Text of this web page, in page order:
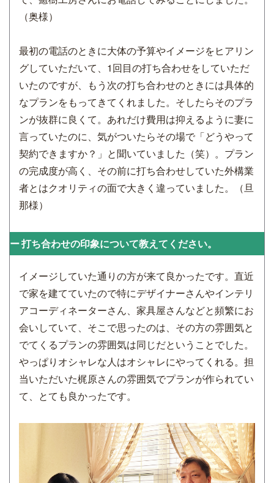
（奥様）
最初の電話のときに大体の予算やイメージをヒアリン
グしていただいて、1回目の打ち合わせをしていただ
いたのですが、もう次の打ち合わせのときには具体的
なプランをもってきてくれました。そしたらそのプラ
ンが抜群に良くて。あれだけ費用は抑えるように妻に
言っていたのに、気がついたらその場で「どうやって
契約できますか？」と聞いていました（笑）。プラン
の完成度が高く、その前に打ち合わせしていた外構業
者とはクオリティの面で大きく違っていました。（旦
那様）
打ち合わせの印象について教えてください。
イメージしていた通りの方が来て良かったです。直近
で家を建てていたので特にデザイナーさんやインテリ
アコーディネーターさん、家具屋さんなどと頻繁にお
会いしていて、そこで思ったのは、その方の雰囲気と
でてくるプランの雰囲気は同じだということでした。
やっぱりオシャレな人はオシャレにやってくれる。担
当いただいた梶原さんの雰囲気でプランが作られてい
て、とても良かったです。